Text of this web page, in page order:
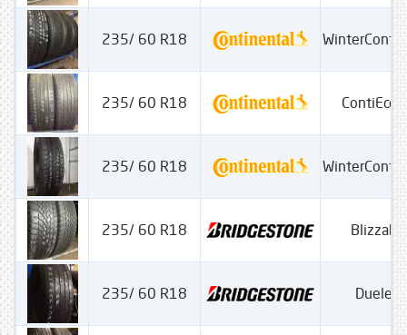
235/ 60 R18
235/ 60 R18
235/ 60 R18
235/ 60 R18 Blizzak
235/ 60 R18 Dueler